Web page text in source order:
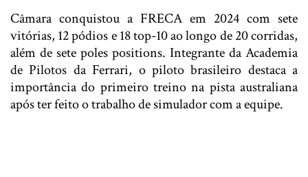
Câmara conquistou a FRECA em 2024 com sete
vitórias, 12 pódios e 18 top-10 ao longo de 20 corridas,
além de sete poles positions. Integrante da Academia
de Pilotos da Ferrari, o piloto brasileiro destaca a
importância do primeiro treino na pista australiana
após ter feito o trabalho de simulador com a equipe.